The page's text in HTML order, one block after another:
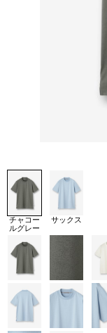
チャコー
ルグレー
サックス